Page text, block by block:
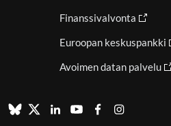
Finanssivalvonta
Euroopan keskuspankki
Avoimen datan palvelu